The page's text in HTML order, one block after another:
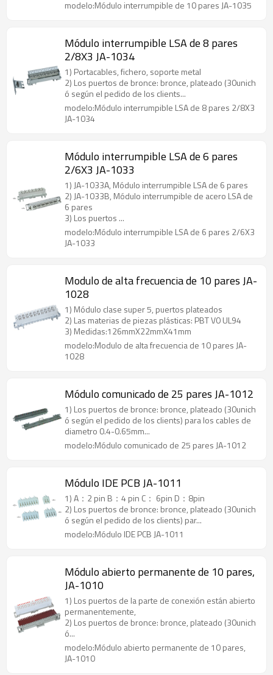
modelo:Módulo interrumpible de 10 pares JA-1035
Módulo interrumpible LSA de 8 pares
2/8X3 JA-1034
1) Portacables, fichero, soporte metal
2) Los puertos de bronce: bronce, plateado (30unich
ó según el pedido de los clients...
modelo:Módulo interrumpible LSA de 8 pares 2/8X3
JA-1034
Módulo interrumpible LSA de 6 pares
2/6X3 JA-1033
1) JA-1033A, Módulo interrumpible LSA de 6 pares
2) JA-1033B, Módulo interrumpible de acero LSA de
6 pares
3) Los puertos ...
modelo:Módulo interrumpible LSA de 6 pares 2/6X3
JA-1033
Modulo de alta frecuencia de 10 pares JA-
1028
1) Módulo clase super 5, puertos plateados
2) Las materias de piezas plásticas: PBT V0 UL94
3) Medidas:126mmX22mmX41mm
modelo:Modulo de alta frecuencia de 10 pares JA-
1028
Módulo comunicado de 25 pares JA-1012
1) Los puertos de bronce: bronce, plateado (30unich
ó según el pedido de los clients) para los cables de
diametro 0.4-0.65mm...
modelo:Módulo comunicado de 25 pares JA-1012
Módulo IDE PCB JA-1011
1) A：2 pin B：4 pin C： 6pin D：8pin
2) Los puertos de bronce: bronce, plateado (30unich
ó según el pedido de los clients) par...
modelo:Módulo IDE PCB JA-1011
Módulo abierto permanente de 10 pares,
JA-1010
1) Los puertos de la parte de conexión están abierto
permanentemente,
2) Los puertos de bronce: bronce, plateado (30unich
ó...
modelo:Módulo abierto permanente de 10 pares,
JA-1010